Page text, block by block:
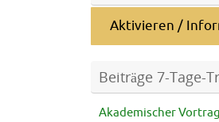
Aktivieren /
Beiträge 7-Tage-
Akademischer